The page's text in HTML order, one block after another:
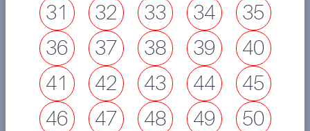
31
32 33 34
35
36
37 38 39
40
41
42 43 44
45
46
47 48 49
50